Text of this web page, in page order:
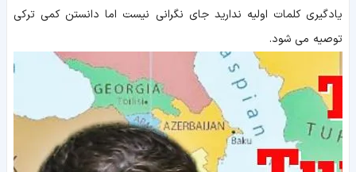
یادگیری کلمات اولیه ندارید جای نگرانی نیست اما دانستن کمی ترکی
توصیه می شود.